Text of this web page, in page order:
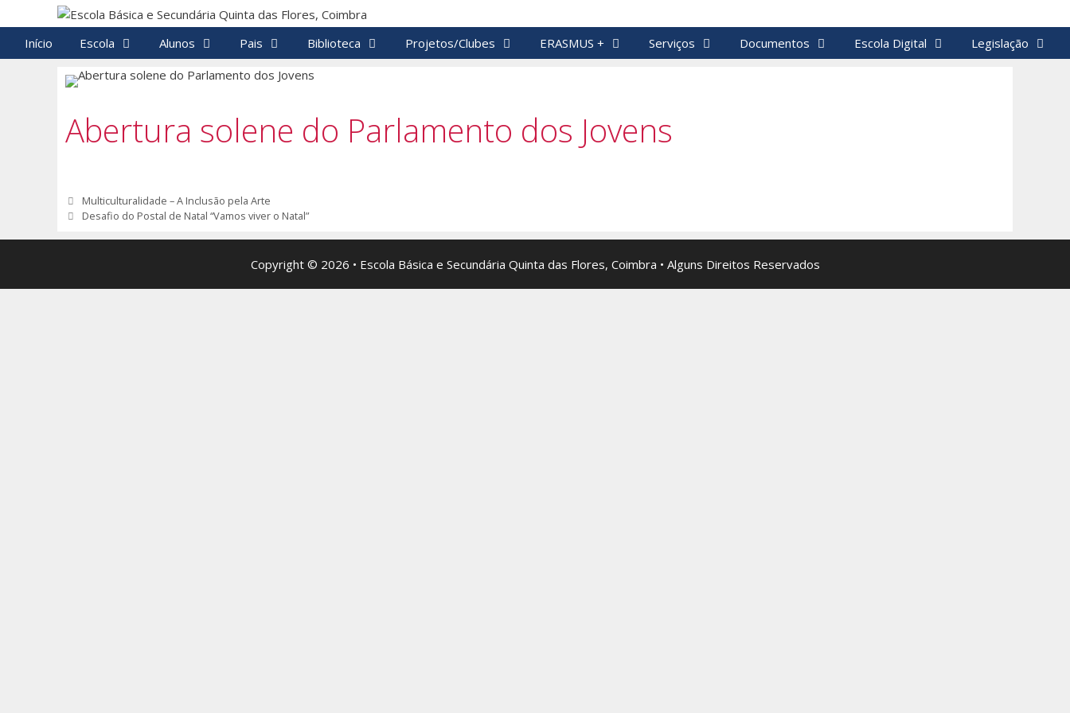
para
conteúdo
Início Escola Alunos Pais Biblioteca Projetos/Clubes ERASMUS + Serviços Documentos Escola Digital Legislação
Abertura solene do Parlamento dos Jovens
Navegação
de
Multiculturalidade – A Inclusão pela Arte
Desafio do Postal de Natal “Vamos viver o Natal”
Copyright © 2026 • Escola Básica e Secundária Quinta das Flores, Coimbra • Alguns Direitos Reservados